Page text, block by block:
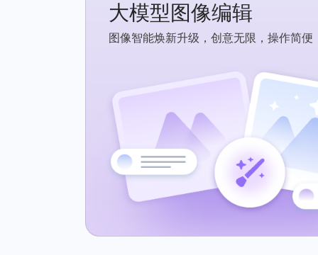
大模型图像编辑
图像智能焕新升级，创意无限，操作简便